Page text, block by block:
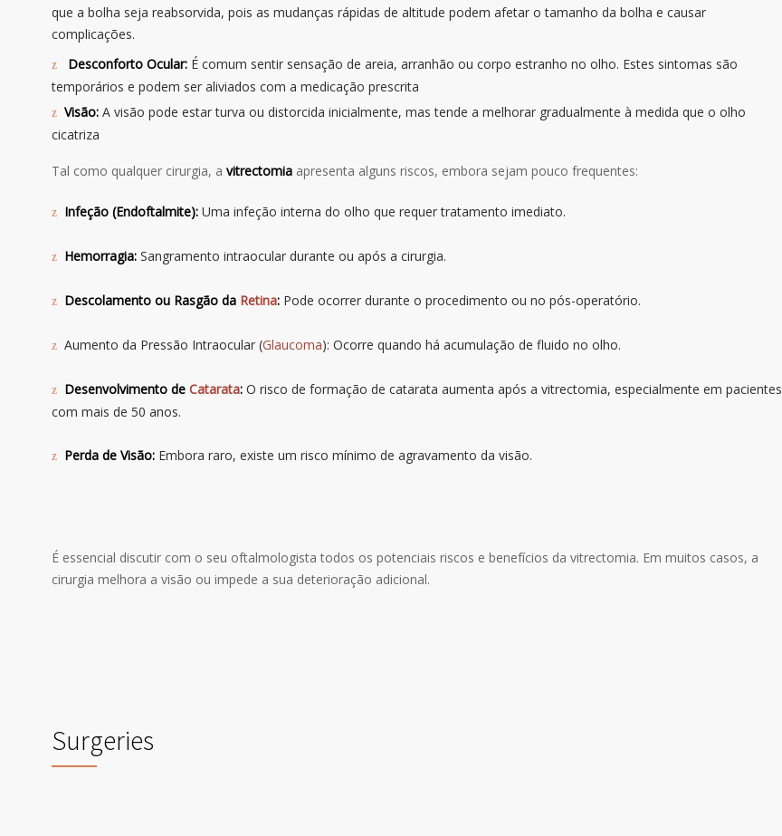
que a bolha seja reabsorvida, pois as mudanças rápidas de altitude podem afetar o tamanho da bolha e causar
complicações.
Desconforto Ocular: É comum sentir sensação de areia, arranhão ou corpo estranho no olho. Estes sintomas são
temporários e podem ser aliviados com a medicação prescrita
Visão: A visão pode estar turva ou distorcida inicialmente, mas tende a melhorar gradualmente à medida que o olho
cicatriza
Tal como qualquer cirurgia, a vitrectomia apresenta alguns riscos, embora sejam pouco frequentes:
Infeção (Endoftalmite): Uma infeção interna do olho que requer tratamento imediato.
Hemorragia: Sangramento intraocular durante ou após a cirurgia.
Descolamento ou Rasgão da Retina: Pode ocorrer durante o procedimento ou no pós-operatório.
Aumento da Pressão Intraocular (Glaucoma): Ocorre quando há acumulação de fluido no olho.
Desenvolvimento de Catarata: O risco de formação de catarata aumenta após a vitrectomia, especialmente em pacientes
com mais de 50 anos.
Perda de Visão: Embora raro, existe um risco mínimo de agravamento da visão.
É essencial discutir com o seu oftalmologista todos os potenciais riscos e benefícios da vitrectomia. Em muitos casos, a
cirurgia melhora a visão ou impede a sua deterioração adicional.
Surgeries